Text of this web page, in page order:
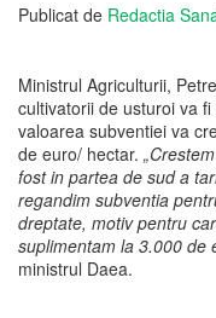
Publicat de Redactia
Ministrul Agriculturii,
cultivatorii de usturoi va
valoarea subventiei va
de euro/ hectar.
fost in partea de sud a
regandim subventia
dreptate, motiv pentru
suplimentam la 3.000 de
ministrul Daea.